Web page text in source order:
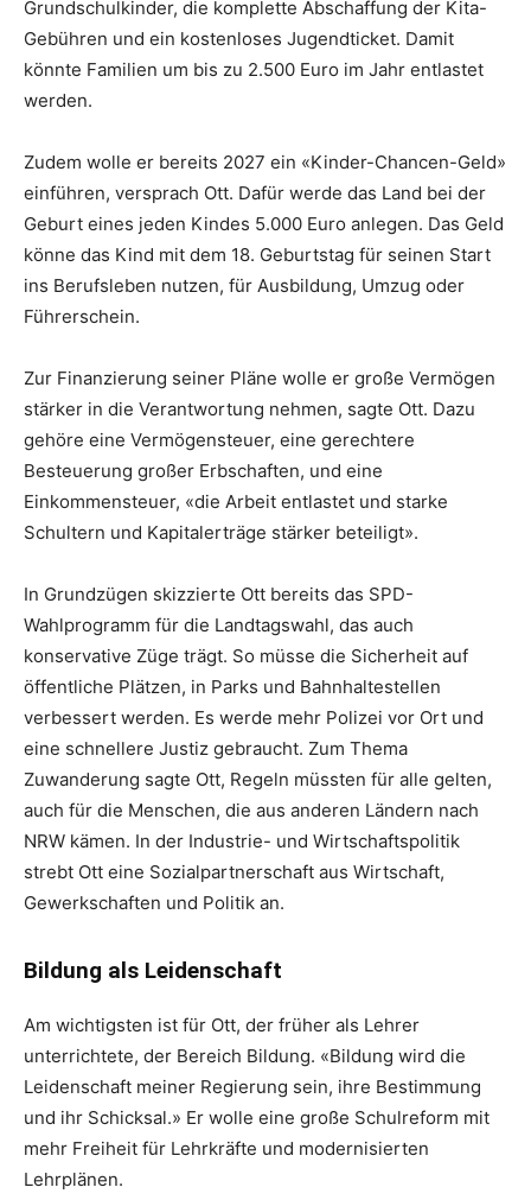
Grundschulkinder, die komplette Abschaffung der Kita-
Gebühren und ein kostenloses Jugendticket. Damit
könnte Familien um bis zu 2.500 Euro im Jahr entlastet
werden.
Zudem wolle er bereits 2027 ein «Kinder-Chancen-Geld»
einführen, versprach Ott. Dafür werde das Land bei der
Geburt eines jeden Kindes 5.000 Euro anlegen. Das Geld
könne das Kind mit dem 18. Geburtstag für seinen Start
ins Berufsleben nutzen, für Ausbildung, Umzug oder
Führerschein.
Zur Finanzierung seiner Pläne wolle er große Vermögen
stärker in die Verantwortung nehmen, sagte Ott. Dazu
gehöre eine Vermögensteuer, eine gerechtere
Besteuerung großer Erbschaften, und eine
Einkommensteuer, «die Arbeit entlastet und starke
Schultern und Kapitalerträge stärker beteiligt».
In Grundzügen skizzierte Ott bereits das SPD-
Wahlprogramm für die Landtagswahl, das auch
konservative Züge trägt. So müsse die Sicherheit auf
öffentliche Plätzen, in Parks und Bahnhaltestellen
verbessert werden. Es werde mehr Polizei vor Ort und
eine schnellere Justiz gebraucht. Zum Thema
Zuwanderung sagte Ott, Regeln müssten für alle gelten,
auch für die Menschen, die aus anderen Ländern nach
NRW kämen. In der Industrie- und Wirtschaftspolitik
strebt Ott eine Sozialpartnerschaft aus Wirtschaft,
Gewerkschaften und Politik an.
Bildung als Leidenschaft
Am wichtigsten ist für Ott, der früher als Lehrer
unterrichtete, der Bereich Bildung. «Bildung wird die
Leidenschaft meiner Regierung sein, ihre Bestimmung
und ihr Schicksal.» Er wolle eine große Schulreform mit
mehr Freiheit für Lehrkräfte und modernisierten
Lehrplänen.